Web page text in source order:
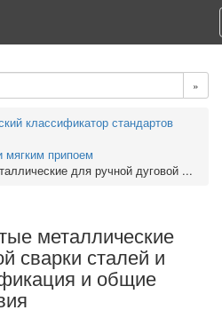
»
классификатор стандартов
мягким припоем
для ручной дуговой ...
металлические
сварки сталей и
и общие